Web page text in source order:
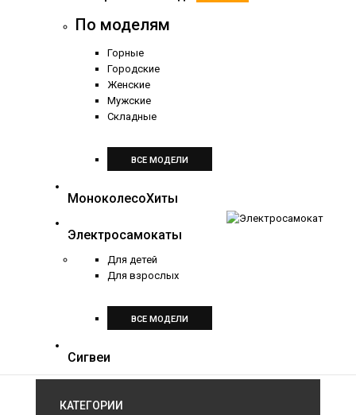
По моделям
Горные
Городские
Женские
Мужские
Складные
ВСЕ МОДЕЛИ
МоноколесоХиты
Электросамокаты
Для детей
Для взрослых
ВСЕ МОДЕЛИ
Сигвеи
КАТЕГОРИИ